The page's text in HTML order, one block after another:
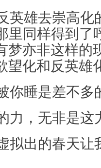
英雄去崇高化
里同样得到了
梦亦非这样的
望化和反英雄
你睡是差不多
力，无非是这
拟出的春天让